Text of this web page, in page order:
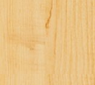
o